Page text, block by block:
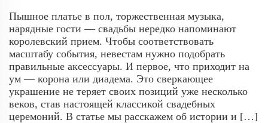
Пышное платье в пол, торжественная музыка,
нарядные гости — свадьбы нередко напоминают
королевский прием. Чтобы соответствовать
масштабу события, невестам нужно подобрать
правильные аксессуары. И первое, что приходит на
ум — корона или диадема. Это сверкающее
украшение не теряет своих позиций уже несколько
веков, став настоящей классикой свадебных
церемоний. В статье мы расскажем об истории и […]